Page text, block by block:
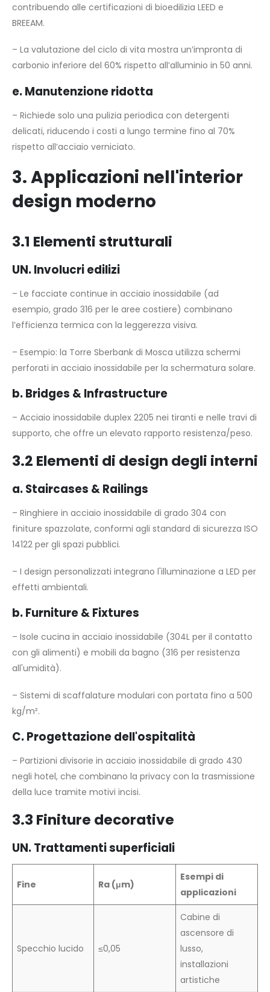
contribuendo alle certificazioni di bioedilizia LEED e
BREEAM.
– La valutazione del ciclo di vita mostra un’impronta di
carbonio inferiore del 60% rispetto all’alluminio in 50 anni.
e. Manutenzione ridotta
– Richiede solo una pulizia periodica con detergenti
delicati, riducendo i costi a lungo termine fino al 70%
rispetto all’acciaio verniciato.
3. Applicazioni nell'interior
design moderno
3.1 Elementi strutturali
UN. Involucri edilizi
– Le facciate continue in acciaio inossidabile (ad
esempio, grado 316 per le aree costiere) combinano
l’efficienza termica con la leggerezza visiva.
– Esempio: la Torre Sberbank di Mosca utilizza schermi
perforati in acciaio inossidabile per la schermatura solare.
b. Bridges & Infrastructure
– Acciaio inossidabile duplex 2205 nei tiranti e nelle travi di
supporto, che offre un elevato rapporto resistenza/peso.
3.2 Elementi di design degli interni
a. Staircases & Railings
– Ringhiere in acciaio inossidabile di grado 304 con
finiture spazzolate, conformi agli standard di sicurezza ISO
14122 per gli spazi pubblici.
– I design personalizzati integrano l'illuminazione a LED per
effetti ambientali.
b. Furniture & Fixtures
– Isole cucina in acciaio inossidabile (304L per il contatto
con gli alimenti) e mobili da bagno (316 per resistenza
all'umidità).
– Sistemi di scaffalature modulari con portata fino a 500
kg/m².
C. Progettazione dell'ospitalità
– Partizioni divisorie in acciaio inossidabile di grado 430
negli hotel, che combinano la privacy con la trasmissione
della luce tramite motivi incisi.
3.3 Finiture decorative
UN. Trattamenti superficiali
Fine Ra (μm)
Esempi di
applicazioni
Specchio lucido ≤0,05
Cabine di
ascensore di
lusso,
installazioni
artistiche